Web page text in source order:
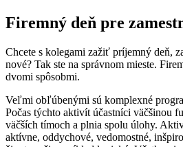
Firemný deň pre
Chcete s kolegami zažiť príjemný deň,
nové? Tak ste na správnom mieste.
dvomi spôsobmi.
Veľmi obľúbenými sú komplexné
Počas týchto aktivít účastníci väčšinou
väčších tímoch a plnia spolu úlohy.
aktívne, oddychové, vedomostné,